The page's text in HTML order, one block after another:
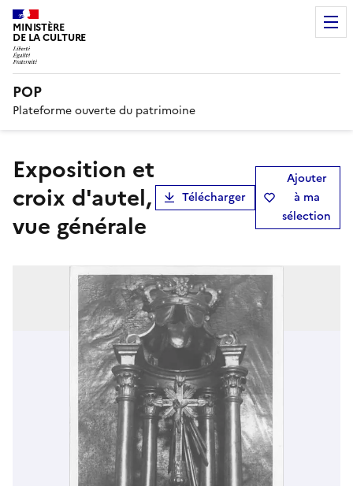
MINISTÈRE
DE LA CULTURE
POP
Plateforme ouverte du patrimoine
exposition et
croix d'autel,
vue générale
Télécharger
Ajouter
à ma
sélection